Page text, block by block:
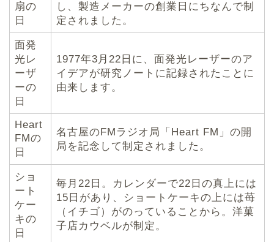
扇の
日
し、製造メーカーの創業日にちなんで制
定されました。
面発
光レ
ーザ
ーの
日
1977年3月22日に、面発光レーザーのア
イデアが研究ノートに記録されたことに
由来します。
Heart
FMの
日
名古屋のFMラジオ局「Heart FM」の開
局を記念して制定されました。
ショ
ート
ケー
キの
日
毎月22日。カレンダーで22日の真上には
15日があり、ショートケーキの上には苺
（イチゴ）がのっていることから。洋菓
子店カウベルが制定。